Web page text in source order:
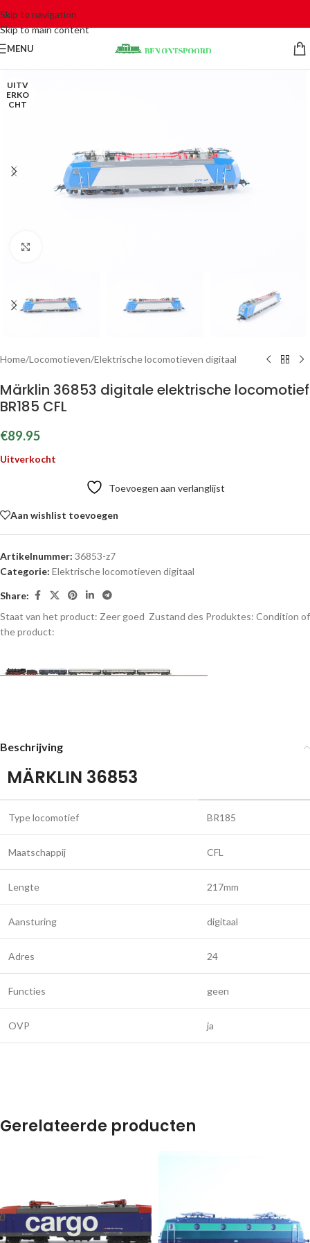
Skip to navigation
Skip to main content
MENU
UITV
ERKO
CHT
Home/Locomotieven/Elektrische locomotieven digitaal
Märklin 36853 digitale elektrische locomotief
BR185 CFL
€89.95
Uitverkocht
Toevoegen aan verlanglijst
Aan wishlist toevoegen
Artikelnummer: 36853-z7
Categorie: Elektrische locomotieven digitaal
Share:
Staat van het product: Zeer goed Zustand des Produktes: Condition of
the product:
Beschrijving
MÄRKLIN 36853
Type locomotief BR185
Maatschappij CFL
Lengte 217mm
Aansturing digitaal
Adres 24
Functies geen
OVP ja
Gerelateerde producten